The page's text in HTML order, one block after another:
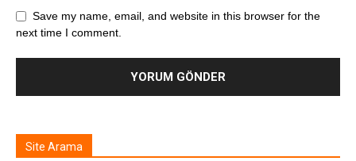
Save my name, email, and website in this browser for the
next time I comment.
Site Arama